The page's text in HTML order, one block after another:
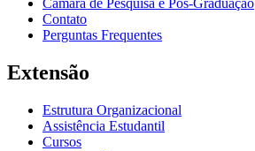
Câmara de Pesquisa e Pós-Graduação
Contato
Perguntas Frequentes
Extensão
Estrutura Organizacional
Assistência Estudantil
Cursos